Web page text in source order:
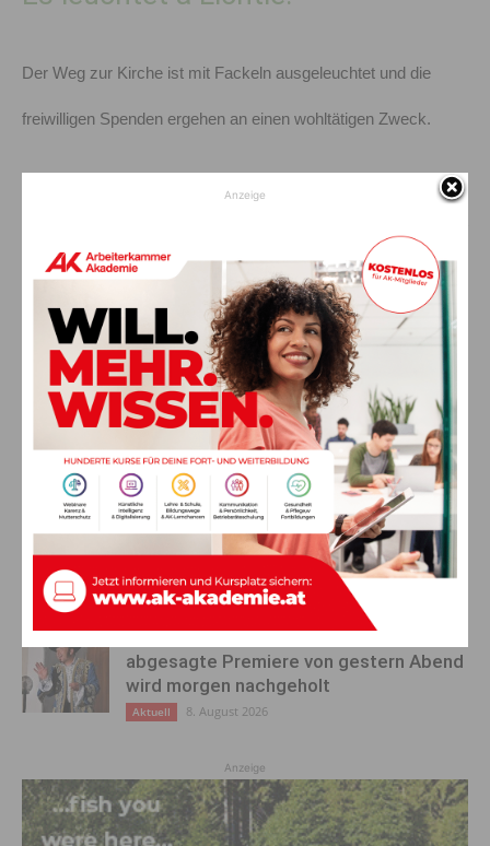
Der Weg zur Kirche ist mit Fackeln ausgeleuchtet und die
freiwilligen Spenden ergehen an einen wohltätigen Zweck.
Nächster Artikel
reist weiter durch Armenien
und Georgien
AKTUELLES
Ein langes Leben ging zu Ende: Anna
Stulier im 106. Lebensjahr verstorben
Aktuell 8. August 2026
Ehrung für 50 Jahre Chorleitung:
Kärntner Lorbeer in Gold für Herwig
Aktuell 8. August 2026
„Paolo Santonino“ wird heute gespielt –
abgesagte Premiere von gestern Abend
wird morgen nachgeholt
Aktuell 8. August 2026
Anzeige
Anzeige